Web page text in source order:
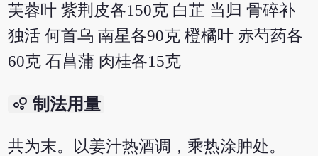
芙蓉叶 紫荆皮各150克 白芷 当归 骨碎补
独活 何首乌 南星各90克 橙橘叶 赤芍药各
60克 石菖蒲 肉桂各15克
bubble_chart 制法用量
共为末。以姜汁热酒调，乘热涂肿处。